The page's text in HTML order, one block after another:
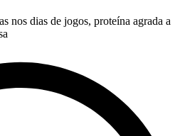
nos dias de jogos, proteína agrada a